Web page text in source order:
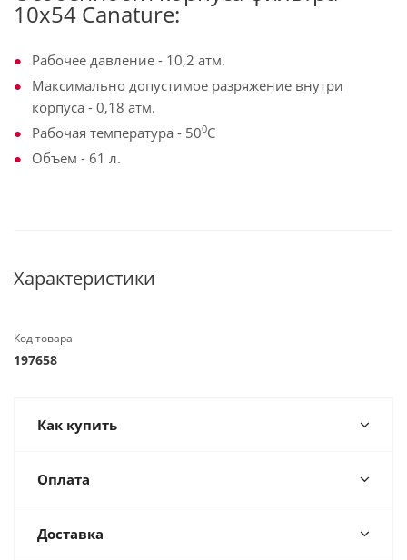
10х54 Canature:
Рабочее давление - 10,2 атм.
Максимально допустимое разряжение внутри
корпуса - 0,18 атм.
Рабочая температура - 500С
Объем - 61 л.
Характеристики
Код товара
197658
Как купить
Оплата
Доставка